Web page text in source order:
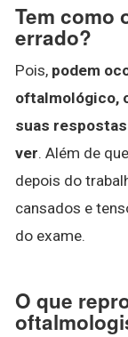
Tem como
errado?
Pois, podem
oftalmológico,
suas
ver. Além de
depois do
cansados e
do exame.
O que